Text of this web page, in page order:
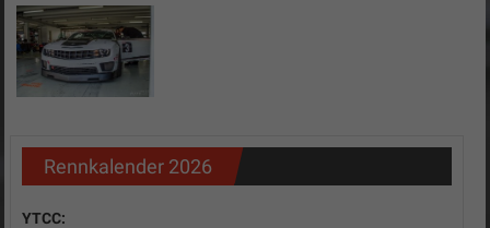
Rennkalender 2026
YTCC: